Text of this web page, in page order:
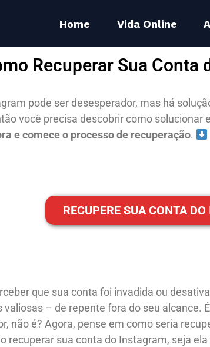
Home Vida Online
Recuperar Sua Conta
pode ser desesperador, mas há
você precisa descobrir como
e comece o processo de recuperação.
RECUPERE SUA CONTA
que sua conta foi invadida ou
– de repente fora do seu alcance.
não é? Agora, pense em como seria
recuperar sua conta do Instagram, seja